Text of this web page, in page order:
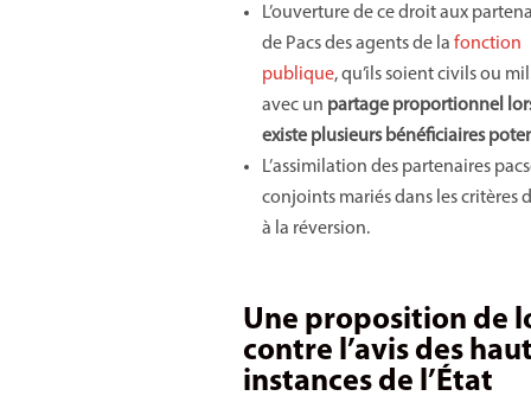
L’ouverture de ce droit aux
de Pacs des agents de la fonction
publique, qu’ils soient civils ou
avec un partage proportionnel
existe plusieurs bénéficiaires
L’assimilation des partenaires
conjoints mariés dans les critères
à la réversion.
Une proposition de
contre l’avis des
instances de l’État